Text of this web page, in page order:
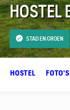
HOSTEL
STAD EN GROEN
HOSTEL FOTO'S